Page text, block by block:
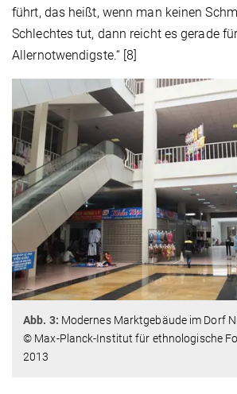
führt, das heißt, wenn man keinen
Schlechtes tut, dann reicht es gerade
Allernotwendigste.“ [8]
Abb. 3: Modernes Marktgebäude im Dorf
© Max-Planck-Institut für ethnologische
2013